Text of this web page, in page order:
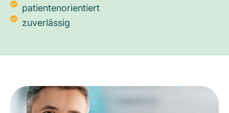
patientenorientiert
zuverlässig